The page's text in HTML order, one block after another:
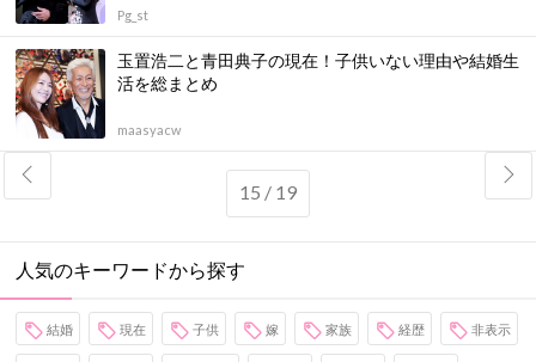
Pg_st
玉置浩二と青田典子の現在！子供いない理由や結婚生
活を総まとめ
maasyacw
15 / 19
人気のキーワードから探す
結婚 現在 子供 嫁 家族 経歴 非表示